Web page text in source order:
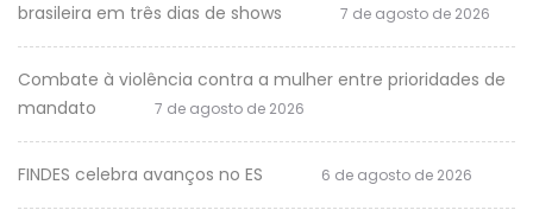
brasileira em três dias de shows
7 de agosto de 2026
Combate à violência contra a mulher entre prioridades de
mandato
7 de agosto de 2026
FINDES celebra avanços no ES 6 de agosto de 2026